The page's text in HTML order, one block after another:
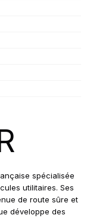
spécialisée
utilitaires. Ses
de route sûre et
développe des